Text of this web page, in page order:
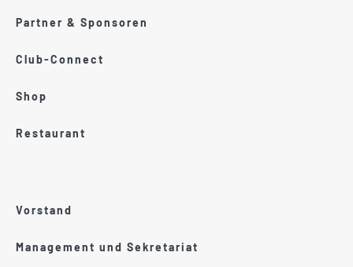
Partner & Sponsoren
Club-Connect
Shop
Restaurant
Vorstand
Management und Sekretariat